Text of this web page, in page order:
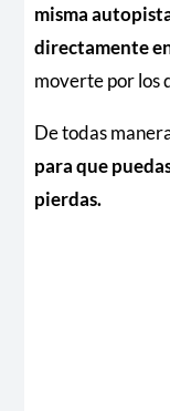
misma
directamente
moverte por los
De todas
para que
pierdas.